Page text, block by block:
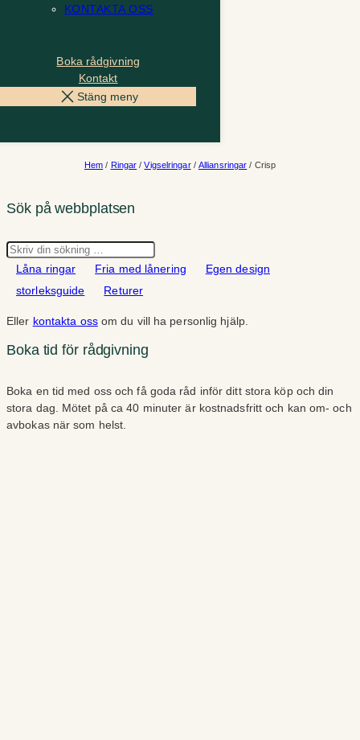
KONTAKTA OSS
Boka rådgivning
Kontakt
Stäng meny
Hem / Ringar /Vigselringar/ Alliansringar / Crisp
Sök på webbplatsen
Sök
Låna ringar
Fria med lånering
Egen design
storleksguide
Returer
Eller kontakta ossom du vill ha personlig hjälp.
Boka tid för rådgivning
Boka en tid med oss och få goda råd inför ditt stora köp och din
stora dag. Mötet på ca 40 minuter är kostnadsfritt och kan om- och
avbokas när som helst.